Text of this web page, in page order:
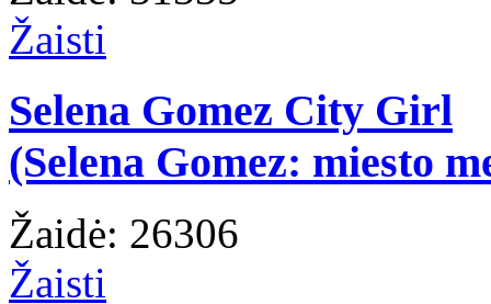
Žaisti
Selena Gomez City Girl
(Selena Gomez: miesto
Žaidė: 26306
Žaisti